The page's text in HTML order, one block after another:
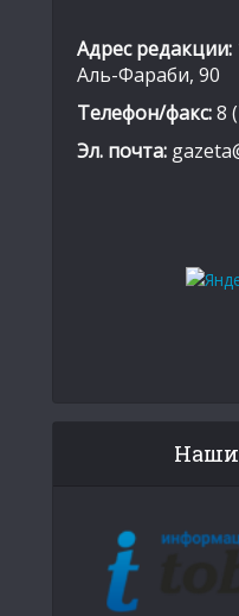
Адрес редакции:
Аль-Фараби, 90
Телефон/факс:8
Эл. почта:
Наши